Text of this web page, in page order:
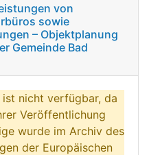
von
sowie
– Objektplanung
Gemeinde Bad
nicht verfügbar, da
Veröffentlichung
wurde im Archiv des
der Europäischen